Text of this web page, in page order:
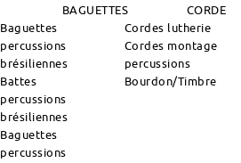
BAGUETTES CORDE
Baguettes
percussions
brésiliennes
Battes
percussions
brésiliennes
Baguettes
percussions
Cordes lutherie
Cordes montage
percussions
Bourdon/Timbre